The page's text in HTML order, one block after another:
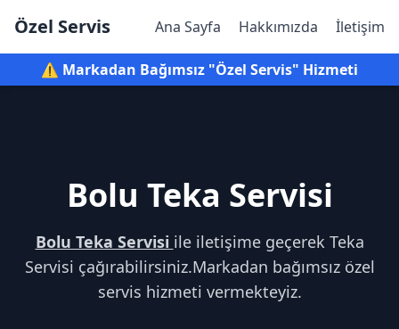
Özel Servis Ana Sayfa Hakkımızda İletişim
⚠️ Markadan Bağımsız "Özel Servis" Hizmeti
Bolu Teka Servisi
Bolu Teka Servisi ile iletişime geçerek Teka
Servisi çağırabilirsiniz.Markadan bağımsız özel
servis hizmeti vermekteyiz.